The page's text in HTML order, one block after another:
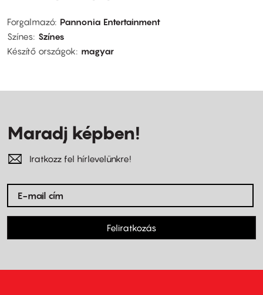
Forgalmazó Pannonia Entertainment
Színes Színes
Készítő országok
magyar
Maradj képben!
Iratkozz fel hírlevelünkre!
Feliratkozás